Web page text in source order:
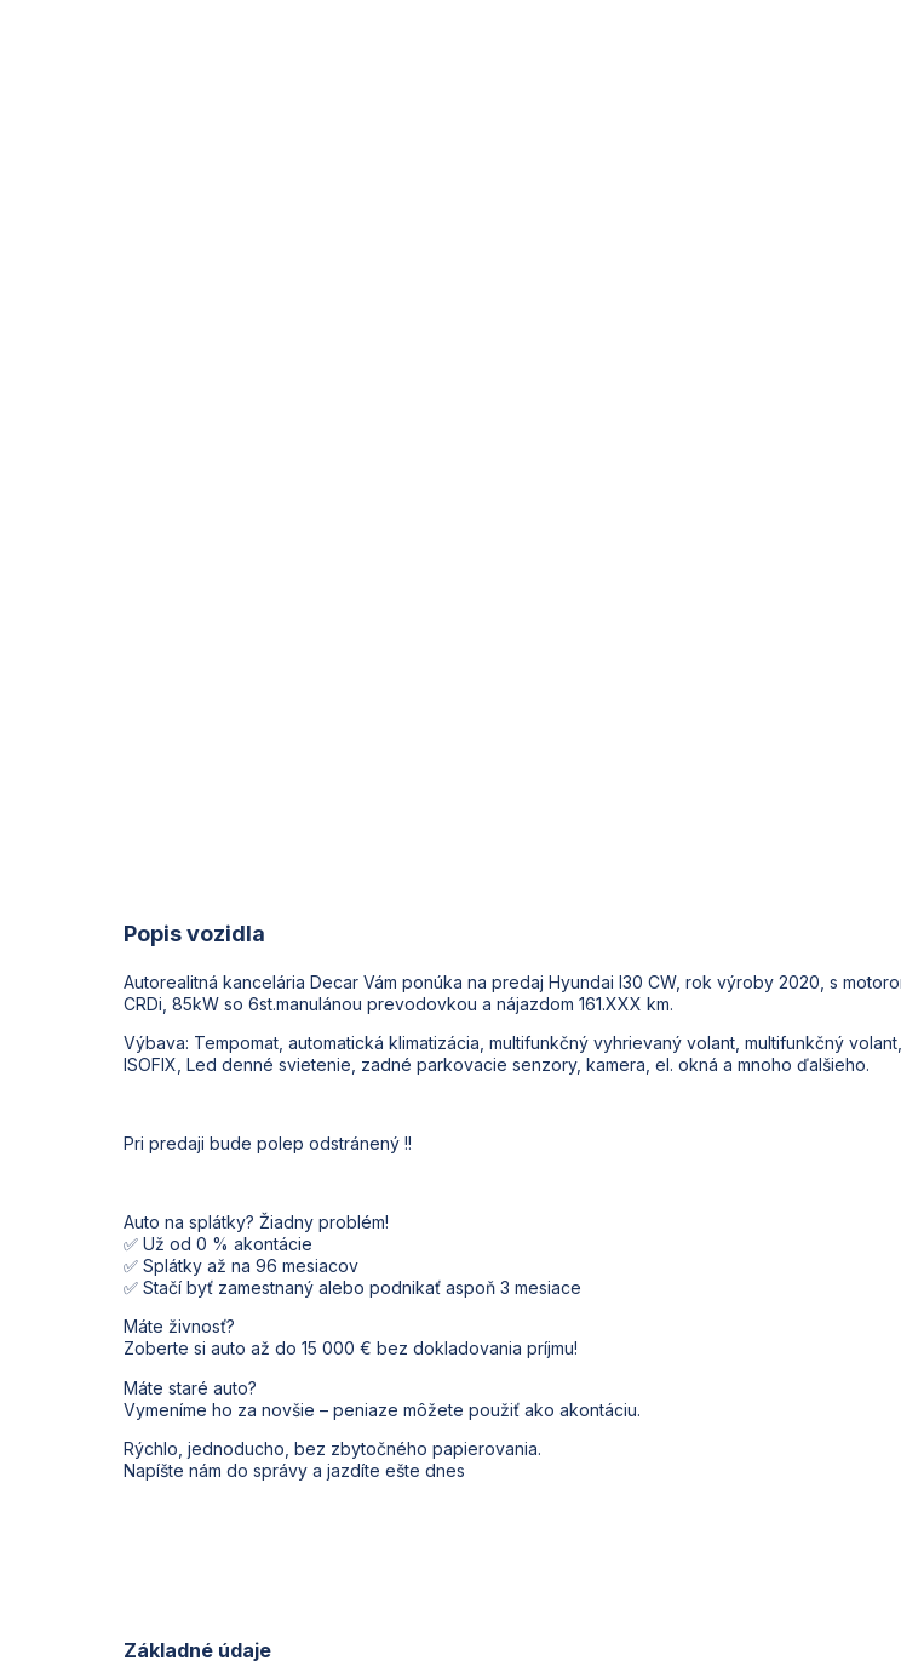
Popis vozidla
Autorealitná kancelária Decar Vám ponúka na predaj Hyundai I30 CW, rok výroby 2020, s
CRDi, 85kW so 6st.manulánou prevodovkou a nájazdom 161.XXX km.
Výbava: Tempomat, automatická klimatizácia, multifunkčný vyhrievaný volant, multifunkčný volant,
ISOFIX, Led denné svietenie, zadné parkovacie senzory, kamera, el. okná a mnoho ďalšieho.
Pri predaji bude polep odstránený !!
Auto na splátky? Žiadny problém!
✅ Už od 0 % akontácie
✅ Splátky až na 96 mesiacov
✅ Stačí byť zamestnaný alebo podnikať aspoň 3 mesiace
Máte živnosť?
Zoberte si auto až do 15 000 € bez dokladovania príjmu!
Máte staré auto?
Vymeníme ho za novšie – peniaze môžete použiť ako akontáciu.
Rýchlo, jednoducho, bez zbytočného papierovania.
Napíšte nám do správy a jazdíte ešte dnes
Základné údaje